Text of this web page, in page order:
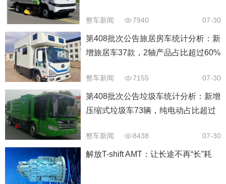
整车新闻 7940 07-30
第408批次公告旅居房车统计分析：新
增旅居车37款，2轴产品占比超过60%
整车新闻 7155 07-30
第408批次公告垃圾车统计分析：新增
压缩式垃圾车73辆，纯电动占比超过
整车新闻 8438 07-30
解放T-shift AMT：让长途不再“长”耗